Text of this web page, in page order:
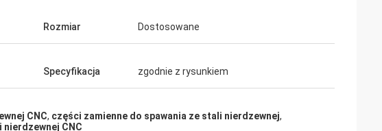
Rozmiar Dostosowane
Specyfikacja zgodnie z rysunkiem
CNC, części zamienne do spawania ze stali nierdzewnej,
CNC